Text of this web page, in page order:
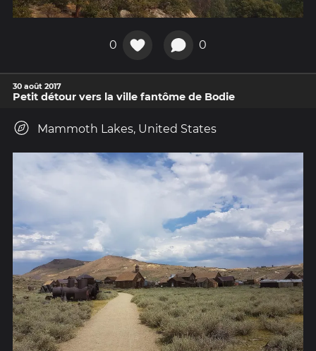
0 0
30 août 2017
Petit détour vers la ville fantôme de Bodie
Mammoth Lakes, United States